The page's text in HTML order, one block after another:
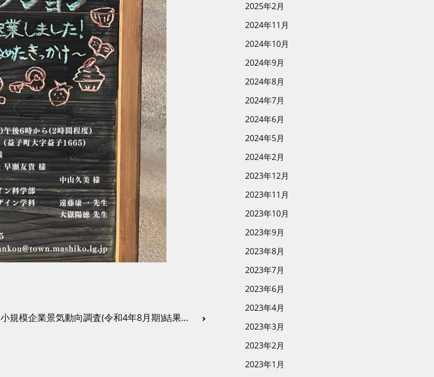
小規模企業景気動向調査(令和4年8月期)結果について
2025年2月
2024年11月
2024年10月
2024年9月
2024年8月
2024年7月
2024年6月
2024年5月
2024年2月
2023年12月
2023年11月
2023年10月
2023年9月
2023年8月
2023年7月
2023年6月
2023年4月
2023年3月
2023年2月
2023年1月